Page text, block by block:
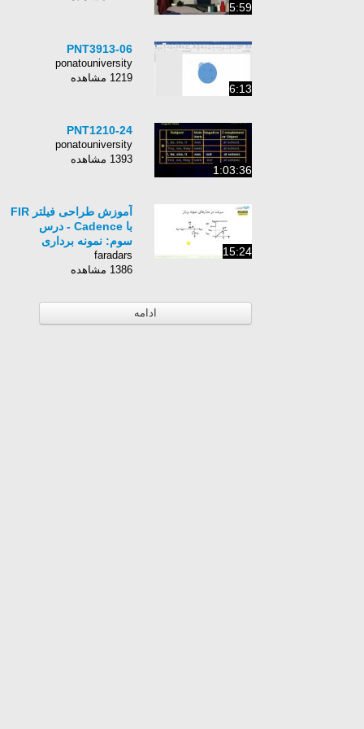
5:59
6:13
PNT3913-06
ponatouniversity
1219 مشاهده
1:03:36
PNT1210-24
ponatouniversity
1393 مشاهده
15:24
آموزش طراحی فیلتر FIR
با Cadence - درس
سوم: نمونه برداری
faradars
1386 مشاهده
ادامه